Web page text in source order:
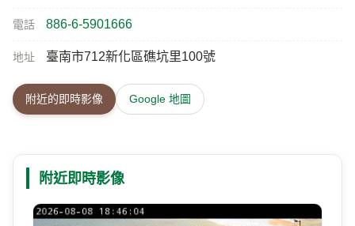
電話 886-6-5901666
地址 臺南市712新化區礁坑里100號
附近的即時影像 Google 地圖
附近即時影像